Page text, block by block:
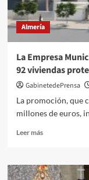
Campeonato
Nacional
de
de
Cortadores
de
Almería
La Empresa
92 viviendas
GabinetedePrensa
La promoción, que
millones de euros,
Leer másLeer
La
Empresa